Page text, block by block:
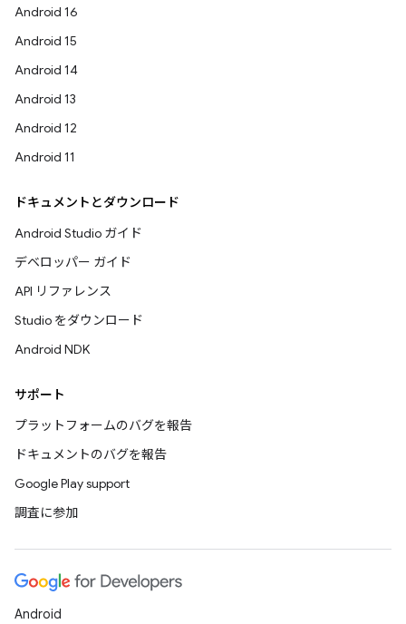
Android 16
Android 15
Android 14
Android 13
Android 12
Android 11
ドキュメントとダウンロード
Android Studio ガイド
デベロッパー ガイド
API リファレンス
Studio をダウンロード
Android NDK
サポート
プラットフォームのバグを報告
ドキュメントのバグを報告
Google Play support
調査に参加
Android